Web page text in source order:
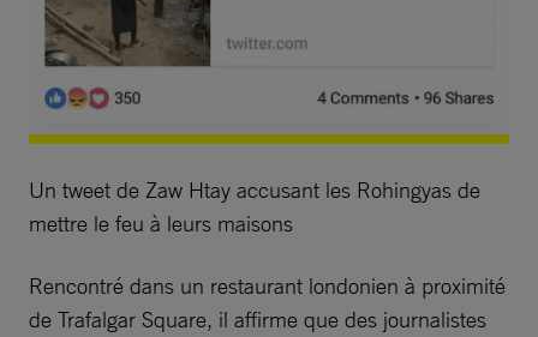
Un tweet de Zaw Htay accusant les Rohingyas de
mettre le feu à leurs maisons
Rencontré dans un restaurant londonien à proximité
de Trafalgar Square, il affirme que des journalistes